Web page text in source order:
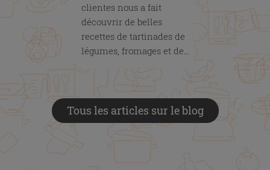
clientes nous a fait
découvrir de belles
recettes de tartinades de
légumes, fromages et de...
Tous les articles sur le blog